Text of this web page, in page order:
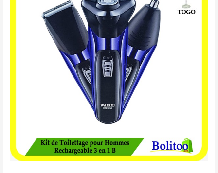
10.900 CFA.9.900 CFA.